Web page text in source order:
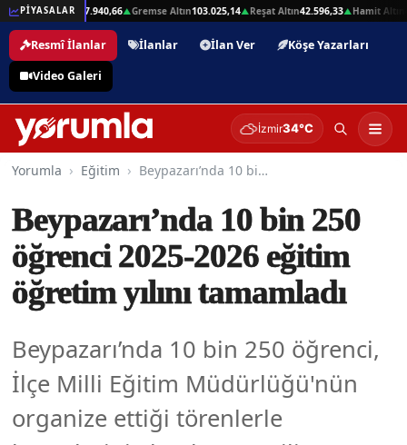
PİYASALAR
▲Beşli Altın207.940,66▲Gremse Altın103.025,14▲Reşat Altın42.596,33▲Hamit Altın
Resmî İlanlar İlanlar İlan Ver
Köşe Yazarları
Video Galeri
İzmir34°C
Yorumla Eğitim Beypazarı’nda 10 bin 250 öğrenci 2025-2026 eğitim öğretim yılını tamamladı
Beypazarı’nda 10 bin 250
öğrenci 2025-2026 eğitim
öğretim yılını tamamladı
Beypazarı’nda 10 bin 250 öğrenci,
İlçe Milli Eğitim Müdürlüğü'nün
organize ettiği törenlerle